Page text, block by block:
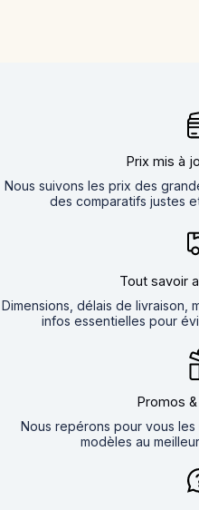
Prix mis à
Nous suivons les prix des
des comparatifs justes
Tout savoir
Dimensions, délais de livraison,
infos essentielles pour
Promos
Nous repérons pour vous
modèles au